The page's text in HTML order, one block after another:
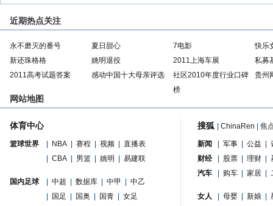
近期热点关注
永不磨灭的番号 夏日甜心 7电影
快乐
新还珠格格
姚明退役 2011上海车展
私募
2011高考试题答案
感动中国十大母亲评选
社区2010年度行业口碑
榜
贵州
网站地图
体育中心
篮球世界 NBA 赛程 视频
直播表
CBA 男篮 姚明 易建联
国内足球 中超 数据库 中甲
中乙
国足 国奥 国青 女足
搜狐 ChinaRen 焦
新闻 军事 公益
财经
股票 理财
汽车
购车 家居
女人 母婴 新娘